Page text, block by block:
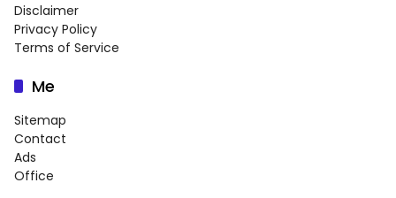
Disclaimer
Privacy Policy
Terms of Service
Me
Sitemap
Contact
Ads
Office